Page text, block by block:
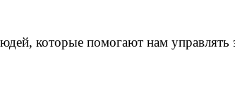
которые помогают нам управлять